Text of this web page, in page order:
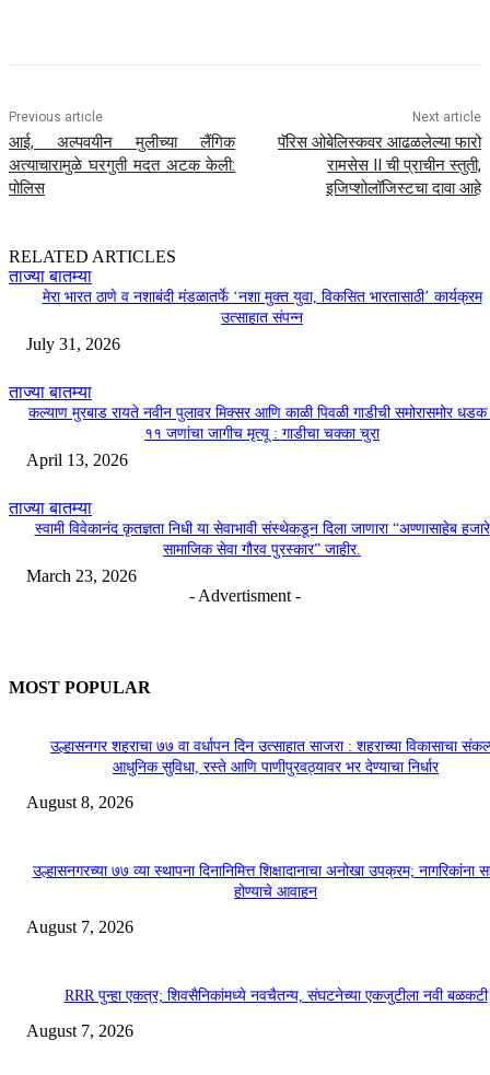
Previous article
आई, अल्पवयीन मुलीच्या लैंगिक
अत्याचारामुळे घरगुती मदत अटक केली:
पोलिस
Next article
पॅरिस ओबेलिस्कवर आढळलेल्या फारो
रामसेस II ची प्राचीन स्तुती,
इजिप्शोलॉजिस्टचा दावा आहे
RELATED ARTICLES
ताज्या बातम्या
मेरा भारत ठाणे व नशाबंदी मंडळातर्फे ‘नशा मुक्त युवा, विकसित भारतासाठी’ कार्यक्रम
उत्साहात संपन्न
July 31, 2026
ताज्या बातम्या
कल्याण मुरबाड रायते नवीन पुलावर मिक्सर आणि काळी पिवळी गाडीची समोरासमोर
११ जणांचा जागीच मृत्यू : गाडीचा चक्का चुरा
April 13, 2026
ताज्या बातम्या
स्वामी विवेकानंद कृतज्ञता निधी या सेवाभावी संस्थेकडून दिला जाणारा “अण्णासाहेब हजारे
सामाजिक सेवा गौरव पुरस्कार” जाहीर.
March 23, 2026
- Advertisment -
MOST POPULAR
उल्हासनगर शहराचा ७७ वा वर्धापन दिन उत्साहात साजरा : शहराच्या विकासाचा
आधुनिक सुविधा, रस्ते आणि पाणीपुरवठ्यावर भर देण्याचा निर्धार
August 8, 2026
उल्हासनगरच्या ७७ व्या स्थापना दिनानिमित्त शिक्षादानाचा अनोखा उपक्रम; नागरिकांना
होण्याचे आवाहन
August 7, 2026
RRR पुन्हा एकत्र; शिवसैनिकांमध्ये नवचैतन्य, संघटनेच्या एकजुटीला नवी बळकटी
August 7, 2026